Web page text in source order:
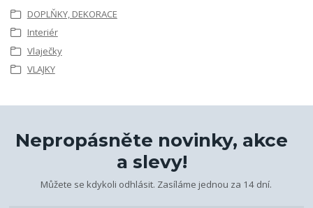
DOPLŇKY, DEKORACE
Interiér
Vlaječky
VLAJKY
Nepropásněte novinky, akce
a slevy!
Můžete se kdykoli odhlásit. Zasíláme jednou za 14 dní.